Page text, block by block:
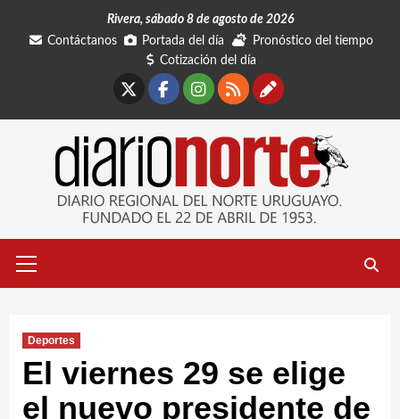
Rivera, sábado 8 de agosto de 2026
Contáctanos
Portada del día
Pronóstico del tiempo
Cotización del día
Facebook
Instagram
RSSContáctanos
primario
Deportes
El viernes 29 se elige
el nuevo presidente de